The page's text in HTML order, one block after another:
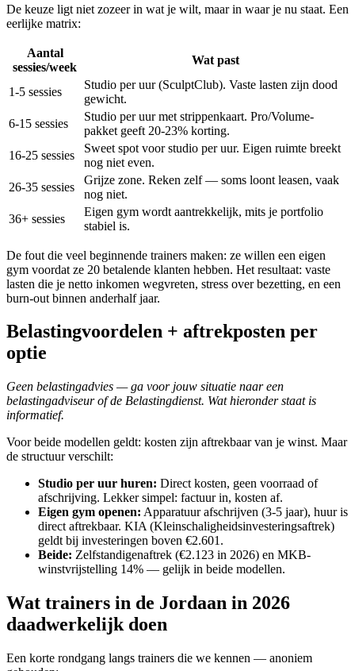
De keuze ligt niet zozeer in wat je wilt, maar in waar je nu staat. Een
eerlijke matrix:
Aantal
sessies/week
Wat past
1-5 sessies
Studio per uur (SculptClub). Vaste lasten zijn dood
gewicht.
6-15 sessies
Studio per uur met strippenkaart. Pro/Volume-
pakket geeft 20-23% korting.
16-25 sessies
Sweet spot voor studio per uur. Eigen ruimte breekt
nog niet even.
26-35 sessies
Grijze zone. Reken zelf — soms loont leasen, vaak
nog niet.
36+ sessies
Eigen gym wordt aantrekkelijk, mits je portfolio
stabiel is.
De fout die veel beginnende trainers maken: ze willen een eigen
gym voordat ze 20 betalende klanten hebben. Het resultaat: vaste
lasten die je netto inkomen wegvreten, stress over bezetting, en een
burn-out binnen anderhalf jaar.
Belastingvoordelen + aftrekposten per
optie
Geen belastingadvies — ga voor jouw situatie naar een
belastingadviseur of de Belastingdienst. Wat hieronder staat is
informatief.
Voor beide modellen geldt: kosten zijn aftrekbaar van je winst. Maar
de structuur verschilt:
Studio per uur huren: Direct kosten, geen voorraad of
afschrijving. Lekker simpel: factuur in, kosten af.
Eigen gym openen: Apparatuur afschrijven (3-5 jaar), huur is
direct aftrekbaar. KIA (Kleinschaligheidsinvesteringsaftrek)
geldt bij investeringen boven €2.601.
Beide: Zelfstandigenaftrek (€2.123 in 2026) en MKB-
winstvrijstelling 14% — gelijk in beide modellen.
Wat trainers in de Jordaan in 2026
daadwerkelijk doen
Een korte rondgang langs trainers die we kennen — anoniem